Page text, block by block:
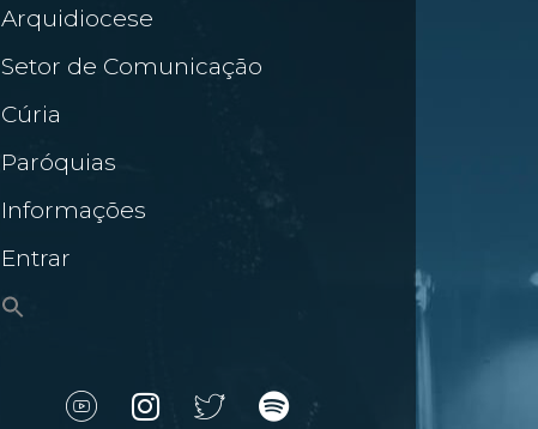
Arquidiocese
Setor de Comunicação
Cúria
Paróquias
Informações
Entrar